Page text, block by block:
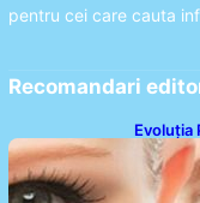
pentru cei care cauta
Recomandari
Evoluția
Oferă